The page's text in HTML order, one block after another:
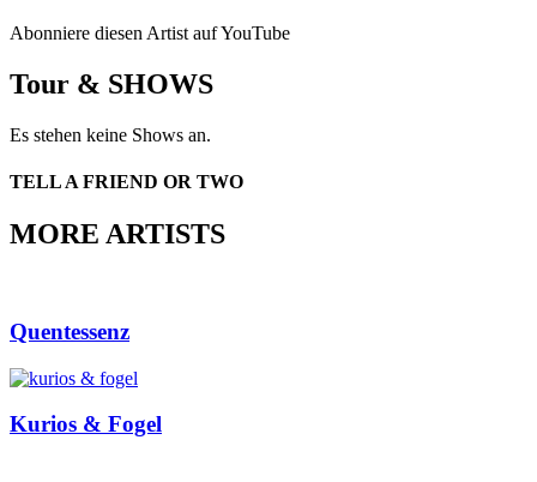
Abonniere diesen Artist auf YouTube
Tour & SHOWS
Es stehen keine Shows an.
TELL A FRIEND OR TWO
MORE ARTISTS
Quentessenz
Kurios & Fogel